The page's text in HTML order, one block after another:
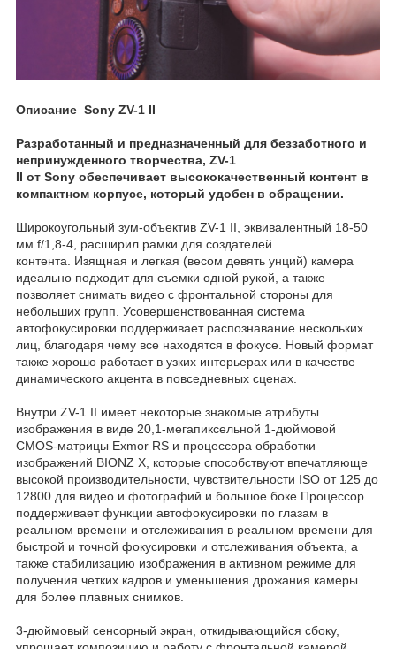
Описание Sony ZV-1 II
Разработанный и предназначенный для беззаботного и
непринужденного творчества, ZV-1
II от Sony обеспечивает высококачественный контент в
компактном корпусе, который удобен в обращении.
Широкоугольный зум-объектив ZV-1 II, эквивалентный 18-50
мм f/1,8-4, расширил рамки для создателей
контента. Изящная и легкая (весом девять унций) камера
идеально подходит для съемки одной рукой, а также
позволяет снимать видео с фронтальной стороны для
небольших групп. Усовершенствованная система
автофокусировки поддерживает распознавание нескольких
лиц, благодаря чему все находятся в фокусе. Новый формат
также хорошо работает в узких интерьерах или в качестве
динамического акцента в повседневных сценах.
Внутри ZV-1 II имеет некоторые знакомые атрибуты
изображения в виде 20,1-мегапиксельной 1-дюймовой
CMOS-матрицы Exmor RS и процессора обработки
изображений BIONZ X, которые способствуют впечатляюще
высокой производительности, чувствительности ISO от 125 до
12800 для видео и фотографий и большое боке Процессор
поддерживает функции автофокусировки по глазам в
реальном времени и отслеживания в реальном времени для
быстрой и точной фокусировки и отслеживания объекта, а
также стабилизацию изображения в активном режиме для
получения четких кадров и уменьшения дрожания камеры
для более плавных снимков.
3-дюймовый сенсорный экран, откидывающийся сбоку,